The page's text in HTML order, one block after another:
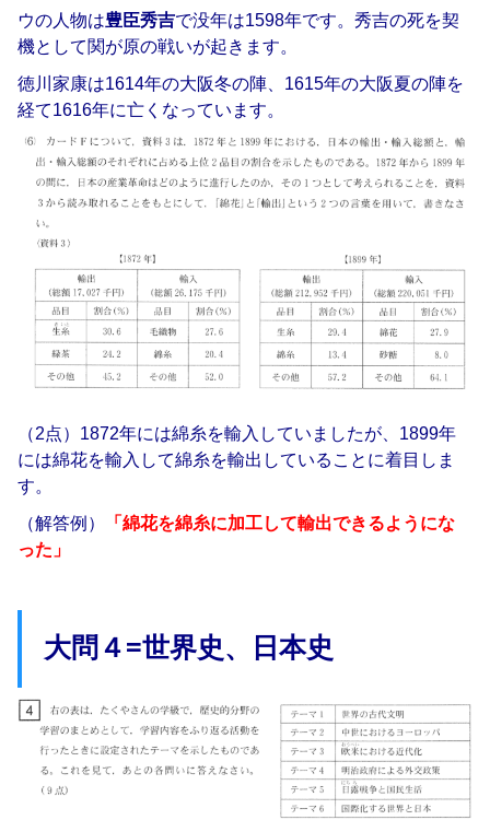
ウの人物は豊臣秀吉で没年は1598年です。秀吉の死を契
機として関が原の戦いが起きます。
徳川家康は1614年の大阪冬の陣、1615年の大阪夏の陣を
経て1616年に亡くなっています。
（2点）1872年には綿糸を輸入していましたが、1899年
には綿花を輸入して綿糸を輸出していることに着目しま
す。
（解答例）
「綿花を綿糸に加工して輸出できるようにな
った」
大問４=世界史、日本史